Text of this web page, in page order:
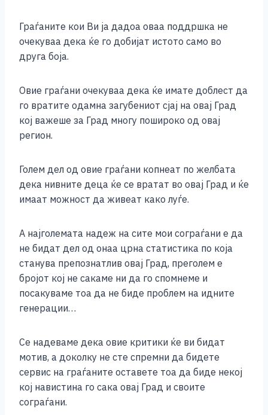
Граѓаните кои Ви ја дадоа оваа поддршка не
очекуваа дека ќе го добијат истото само во
друга боја.
Овие граѓани очекуваа дека ќе имате доблест да
го вратите одамна загубениот сјај на овај Град
кој важеше за Град многу пошироко од овај
регион.
Голем дел од овие граѓани копнеат по желбата
дека нивните деца ќе се вратат во овај Град и ќе
имаат можност да живеат како луѓе.
А најголемата надеж на сите мои сограѓани е да
не бидат дел од онаа црна статистика по која
станува препознатлив овај Град, преголем е
бројот кој не сакаме ни да го спомнеме и
посакуваме тоа да не биде проблем на идните
генерации…
Се надеваме дека овие критики ќе ви бидат
мотив, а доколку не сте спремни да бидете
сервис на граѓаните оставете тоа да биде некој
кој навистина го сака овај Град и своите
сограѓани.